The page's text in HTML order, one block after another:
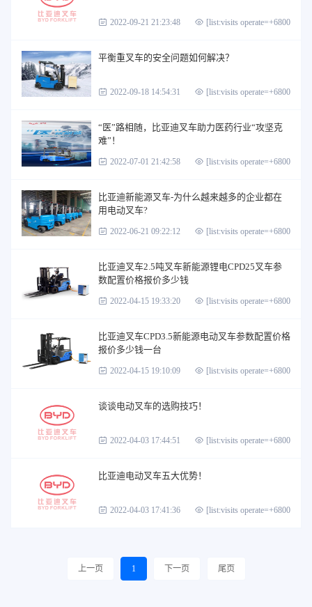
2022-09-21 21:23:48 [list:visits operate=+6800]
平衡重叉车的安全问题如何解决？
2022-09-18 14:54:31 [list:visits operate=+6800]
“医”路相随，比亚迪叉车助力医药行业“攻坚克
难”！
2022-07-01 21:42:58 [list:visits operate=+6800]
比亚迪新能源叉车-为什么越来越多的企业都在
用电动叉车?
2022-06-21 09:22:12 [list:visits operate=+6800]
比亚迪叉车2.5吨叉车新能源锂电CPD25叉车参
数配置价格报价多少钱
2022-04-15 19:33:20 [list:visits operate=+6800]
比亚迪叉车CPD3.5新能源电动叉车参数配置价格
报价多少钱一台
2022-04-15 19:10:09 [list:visits operate=+6800]
谈谈电动叉车的选购技巧！
2022-04-03 17:44:51 [list:visits operate=+6800]
比亚迪电动叉车五大优势！
2022-04-03 17:41:36 [list:visits operate=+6800]
上一页 1 下一页 尾页